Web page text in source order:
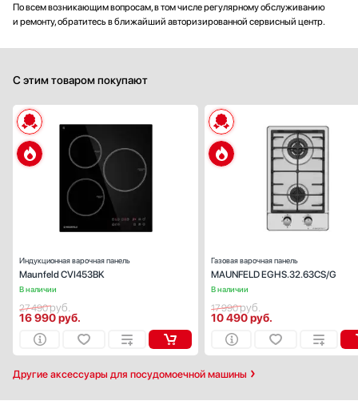
По всем возникающим вопросам, в том числе регулярному обслуживанию
и ремонту, обратитесь в ближайший авторизированной сервисный центр.
С этим товаром покупают
Другие аксессуары для посудомоечной машины
В наличии
Индукционная варочная панель
Maunfeld CVI453BK
Габариты (ВхШхГ), см:
Цвет :
Общее количество конфорок:
27 490руб.
16 990руб.
В наличии
Газовая варочная панель
MAUNFELD EGHS.32.63CS/G
17 990руб.
10 490руб.